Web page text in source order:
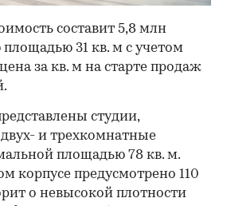
составит 5,8 млн
площадью 31 кв. м с учетом
за кв. м на старте продаж
студии,
и трехкомнатные
площадью 78 кв. м.
корпусе предусмотрено 110
о невысокой плотности